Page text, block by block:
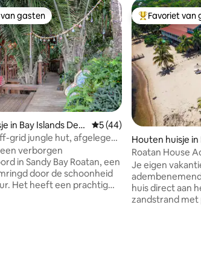
van gasten
gasten
in Bay Islands Dep
Gemiddelde beoordeling
5 (44)
grid jungle hut, afgelegen
een verborgen
in Sandy Bay Roatan, een
door de schoonheid
Het heeft een prachtig
Topfavoriet
Favoriet van
Houten huisje in
duras
Roatan House
privéstrand
Je eigen
huis direct aan
zandstrand met